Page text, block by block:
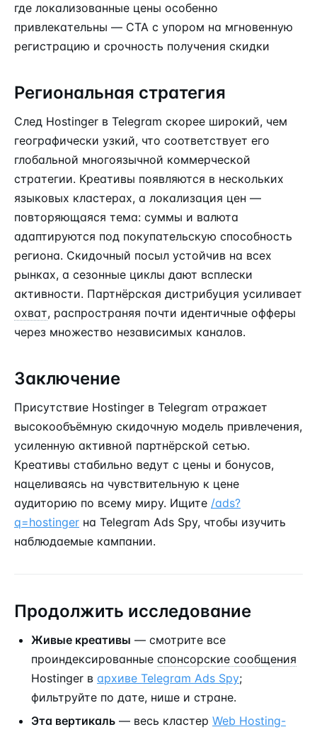
где локализованные цены особенно
привлекательны — CTA с упором на мгновенную
регистрацию и срочность получения скидки
Региональная стратегия
След Hostinger в Telegram скорее широкий, чем
географически узкий, что соответствует его
глобальной многоязычной коммерческой
стратегии. Креативы появляются в нескольких
языковых кластерах, а локализация цен —
повторяющаяся тема: суммы и валюта
адаптируются под покупательскую способность
региона. Скидочный посыл устойчив на всех
рынках, а сезонные циклы дают всплески
активности. Партнёрская дистрибуция усиливает
охват, распространяя почти идентичные офферы
через множество независимых каналов.
Заключение
Присутствие Hostinger в Telegram отражает
высокообъёмную скидочную модель привлечения,
усиленную активной партнёрской сетью.
Креативы стабильно ведут с цены и бонусов,
нацеливаясь на чувствительную к цене
аудиторию по всему миру. Ищите /ads?
q=hostinger на Telegram Ads Spy, чтобы изучить
наблюдаемые кампании.
Продолжить исследование
Живые креативы — смотрите все
проиндексированные спонсорские сообщения
Hostinger в архиве Telegram Ads Spy;
фильтруйте по дате, нише и стране.
Эта вертикаль — весь кластер Web Hosting-